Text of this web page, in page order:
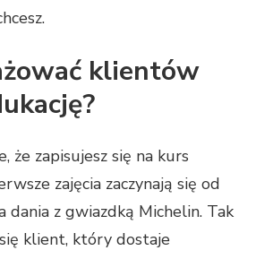
klientów
że zapisujesz się na kurs
zajęcia zaczynają się od
dania z gwiazdką Michelin. Tak
klient, który dostaje